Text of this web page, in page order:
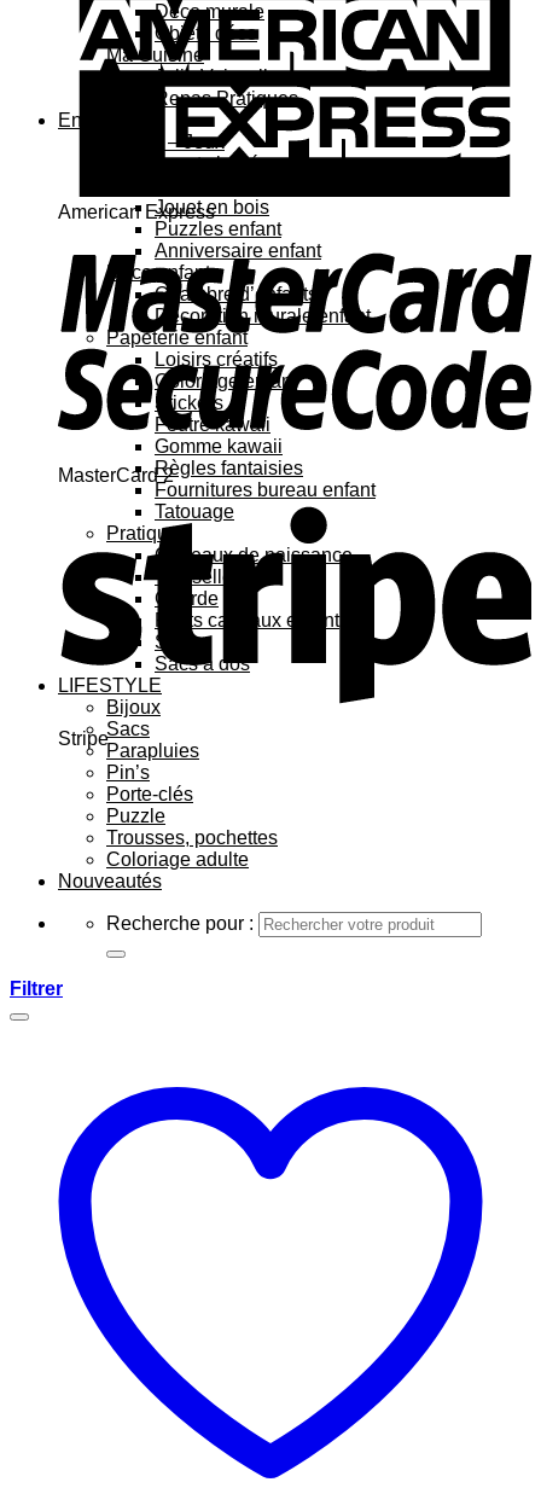
American Express
MasterCard 2
Stripe
Déco murale
Objets déco
Ma Cuisine
Jolie Vaisselle
Repas Pratiques
Enfant
Jouets – Jeux
Jouets bébé
Jouet en bois
Puzzles enfant
Anniversaire enfant
Déco enfant
Chambre d’enfants
Décoration murale enfant
Papeterie enfant
Loisirs créatifs
Coloriage enfant
Stickers
Feutre kawaii
Gomme kawaii
Règles fantaisies
Fournitures bureau enfant
Tatouage
Pratique
Cadeaux de naissance
Vaisselle
Gourde
Petits cadeaux enfant
Sacs
Sacs à dos
LIFESTYLE
Bijoux
Sacs
Parapluies
Pin’s
Porte-clés
Puzzle
Trousses, pochettes
Coloriage adulte
Nouveautés
Recherche pour :
Filtrer